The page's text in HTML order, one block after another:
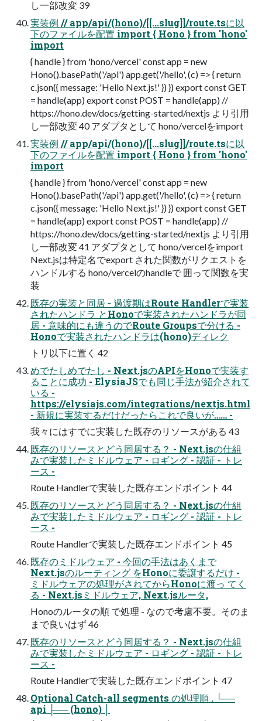
し一部改変 39
実装例 // app/api/(hono)/[[...slug]]/route.tsに以
下のファイルを配置 import { Hono } from 'hono'
import
{ handle } from 'hono/vercel' const app = new
Hono().basePath('/api') app.get('/hello', (c) => { return
c.json({ message: 'Hello Next.js!' }) }) export const GET
= handle(app) export const POST = handle(app) //
https://hono.dev/docs/getting-started/nextjs より引用
し一部改変 40 アダプタとして hono/vercelをimport
実装例 // app/api/(hono)/[[...slug]]/route.tsに以
下のファイルを配置 import { Hono } from 'hono'
import
{ handle } from 'hono/vercel' const app = new
Hono().basePath('/api') app.get('/hello', (c) => { return
c.json({ message: 'Hello Next.js!' }) }) export const GET
= handle(app) export const POST = handle(app) //
https://hono.dev/docs/getting-started/nextjs より引用
し一部改変 41 アダプタとして hono/vercelをimport
Next.jsは特定名でexport された関数がリクエストを
ハンドルする hono/vercelのhandleで 囲って関数を実
装
既存の実装と同居 - 過渡期はRoute Handlerで実装
されたハンドラ とHonoで実装されたハンドラが同
居 - 意味的にも違うのでRoute Groupsで分ける -
Honoで実装されたハンドラは(hono)ディレク
トリ以下に置く 42
めでたしめでたし - Next.jsのAPIをHonoで実装す
ることに成功 - ElysiaJSでも同じ手法が紹介されて
いる -
https://elysiajs.com/integrations/nextjs.html
- 新規に実装するだけだったらこれで良いが…… -
我々にはすでに実装した既存のリソースがある 43
既存のリソースとどう同居する？ - Next.jsの仕組
みで実装したミドルウェア - ロギング - 認証 - トレ
ース -
Route Handlerで実装した既存エンドポイント 44
既存のリソースとどう同居する？ - Next.jsの仕組
みで実装したミドルウェア - ロギング - 認証 - トレ
ース -
Route Handlerで実装した既存エンドポイント 45
既存のミドルウェア - 今回の手法はあくまで
Next.jsのルーティング をHonoに委譲するだけ -
ミドルウェアの処理がされてからHonoに渡っ てく
る - Next.jsミドルウェア, Next.jsルータ,
Honoのルータの順 で処理 - なので考慮不要。そのま
まで良いはず 46
既存のリソースとどう同居する？ - Next.jsの仕組
みで実装したミドルウェア - ロギング - 認証 - トレ
ース -
Route Handlerで実装した既存エンドポイント 47
Optional Catch-all segments の処理順 . └──
api ├── (hono) │